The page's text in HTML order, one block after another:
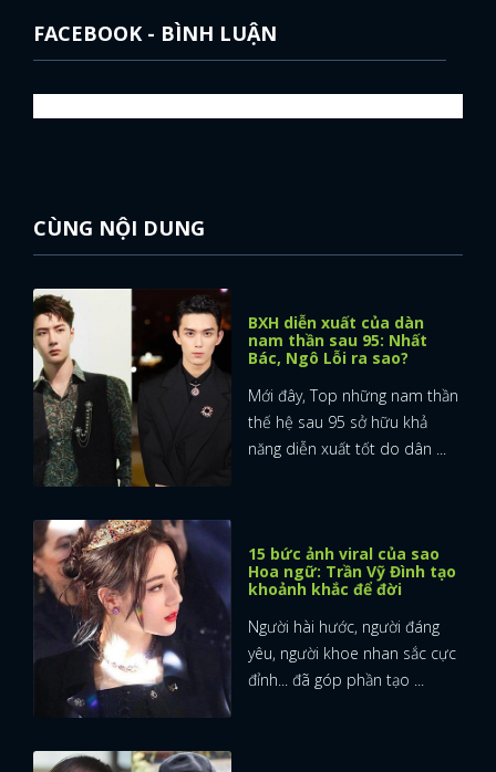
FACEBOOK - BÌNH LUẬN
CÙNG NỘI DUNG
BXH diễn xuất của dàn
nam thần sau 95: Nhất
Bác, Ngô Lỗi ra sao?
Mới đây, Top những nam thần
thế hệ sau 95 sở hữu khả
năng diễn xuất tốt do dân ...
15 bức ảnh viral của sao
Hoa ngữ: Trần Vỹ Đình tạo
khoảnh khắc để đời
Người hài hước, người đáng
yêu, người khoe nhan sắc cực
đỉnh... đã góp phần tạo ...